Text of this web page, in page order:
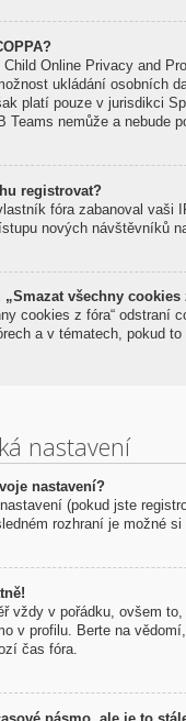
Child Online Privacy and
ukládání osobních
platí pouze v jurisdikci
Teams nemůže a nebude
registrovat?
fóra zabanoval vaši
nových návštěvníků
„Smazat všechny cookies
cookies z fóra“ odstraní
a v tématech, pokud
nastavení
nastavení?
(pokud jste
rozhraní je možné
vždy v pořádku, ovšem
v profilu. Berte na
čas fóra.